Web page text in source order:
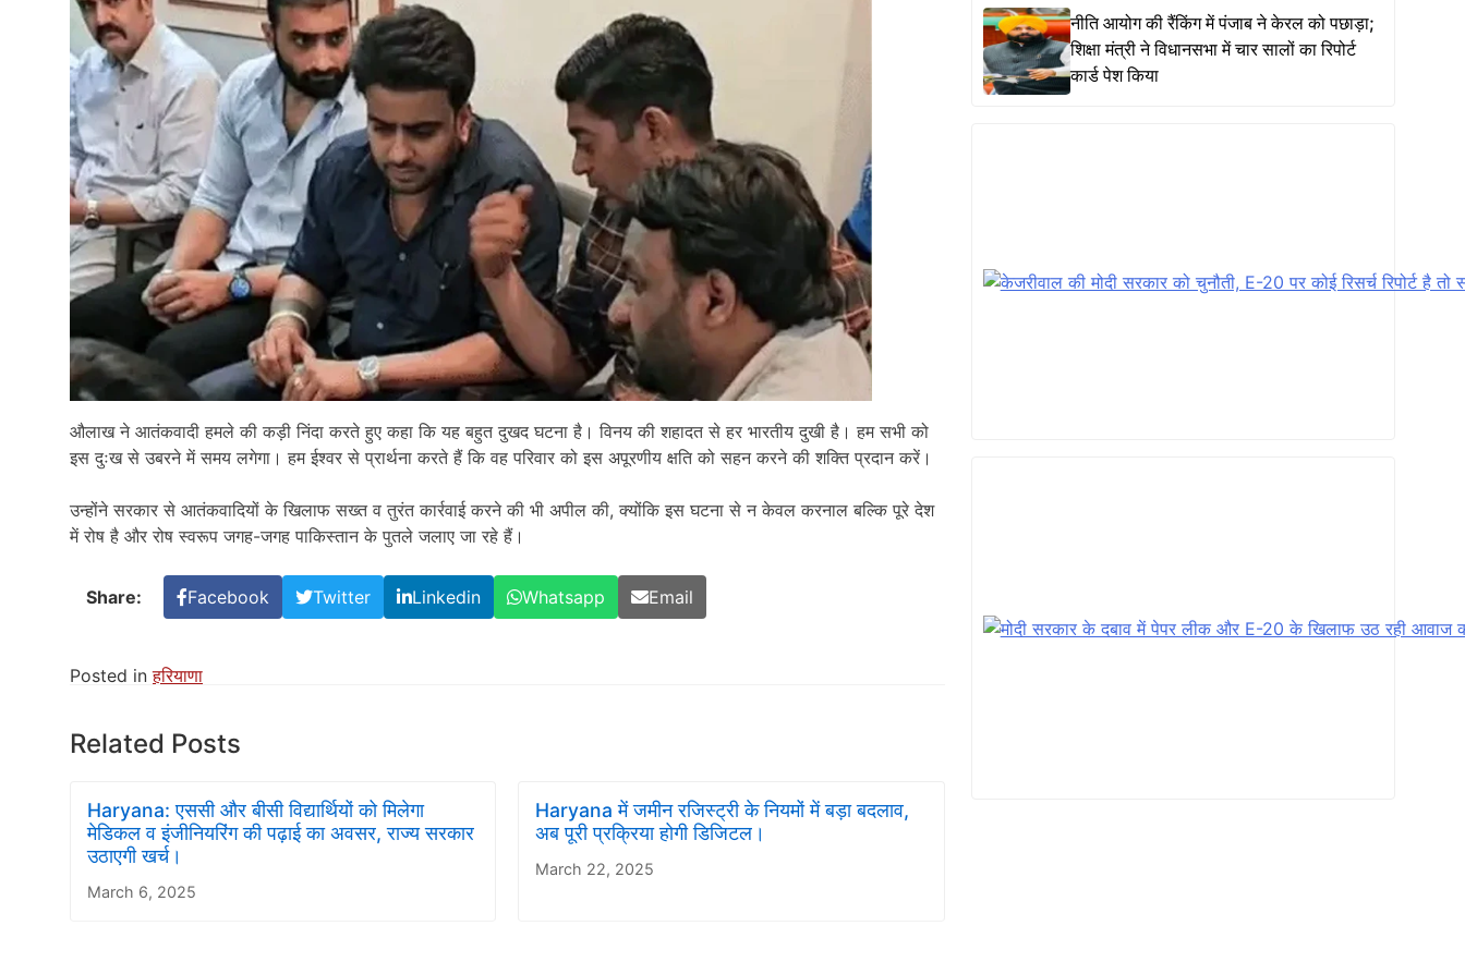
औलाख ने आतंकवादी हमले की कड़ी निंदा करते हुए कहा कि यह बहुत दुखद घटना है। विनय की शहादत से हर भारतीय दुखी है। हम सभी को
इस दुःख से उबरने में समय लगेगा। हम ईश्वर से प्रार्थना करते हैं कि वह परिवार को इस अपूरणीय क्षति को सहन करने की शक्ति प्रदान करें।
उन्होंने सरकार से आतंकवादियों के खिलाफ सख्त व तुरंत कार्रवाई करने की भी अपील की, क्योंकि इस घटना से न केवल करनाल बल्कि पूरे देश
में रोष है और रोष स्वरूप जगह-जगह पाकिस्तान के पुतले जलाए जा रहे हैं।
Share: Facebook Twitter Linkedin Whatsapp Email
Posted inहरियाणा
Related Posts
Haryana: एससी और बीसी विद्यार्थियों को मिलेगा
मेडिकल व इंजीनियरिंग की पढ़ाई का अवसर, राज्य सरकार
उठाएगी खर्च।
March 6, 2025
Haryana में जमीन रजिस्ट्री के नियमों में बड़ा बदलाव,
अब पूरी प्रक्रिया होगी डिजिटल।
March 22, 2025
नीति आयोग की रैंकिंग में पंजाब ने केरल को पछाड़ा;
शिक्षा मंत्री ने विधानसभा में चार सालों का रिपोर्ट
कार्ड पेश किया